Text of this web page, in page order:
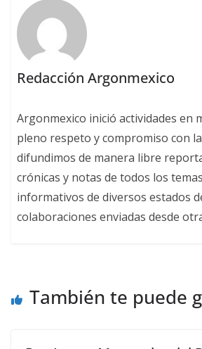
Redacción Argonmexico
Argonmexico inició actividades en
pleno respeto y compromiso con
difundimos de manera libre
crónicas y notas de todos los
informativos de diversos estados
colaboraciones enviadas desde
También te puede